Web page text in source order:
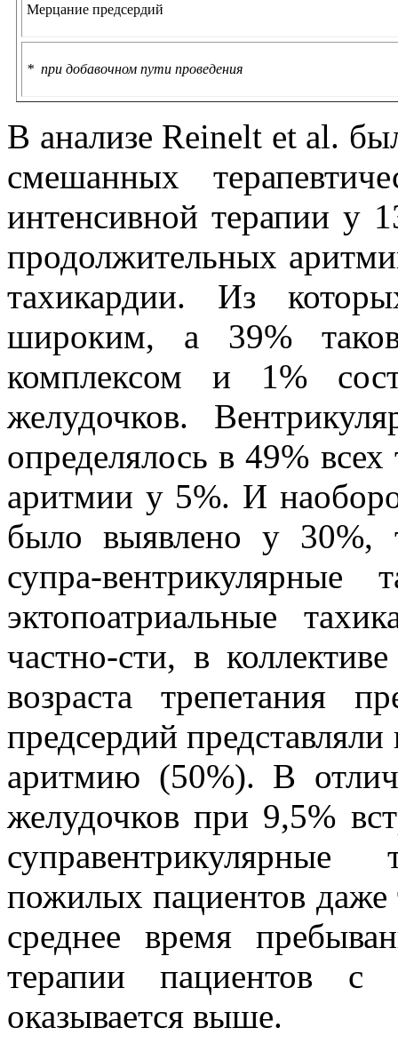
Мерцание предсердий
* при добавочном пути проведения
В анализе Reinelt et al.
смешанных
интенсивной терапии у
продолжительных
тахикардии. Из
широким, а 39%
комплексом и 1%
желудочков.
определялось в 49%
аритмии у 5%. И
было выявлено у 30%,
супра-
эктопоатриальные
частно-сти, в
возраста трепетания
предсердий
аритмию (50%). В
желудочков при 9,5%
пожилых пациентов даже
среднее время
терапии пациентов с
оказывается выше.